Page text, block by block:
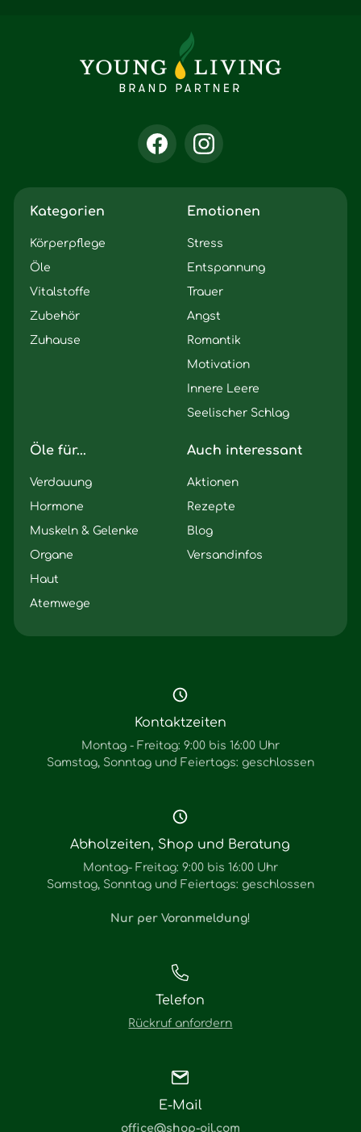
Kategorien
Körperpflege
Öle
Vitalstoffe
Zubehör
Zuhause
Emotionen
Stress
Entspannung
Trauer
Angst
Romantik
Motivation
Innere Leere
Seelischer Schlag
Öle für...
Verdauung
Hormone
Muskeln & Gelenke
Organe
Haut
Atemwege
Auch interessant
Aktionen
Rezepte
Blog
Versandinfos
Kontaktzeiten
Montag - Freitag: 9:00 bis 16:00 Uhr
Samstag, Sonntag und Feiertags: geschlossen
Abholzeiten, Shop und Beratung
Montag- Freitag: 9:00 bis 16:00 Uhr
Samstag, Sonntag und Feiertags: geschlossen
Nur per Voranmeldung!
Telefon
Rückruf anfordern
E-Mail
office@shop-oil.com